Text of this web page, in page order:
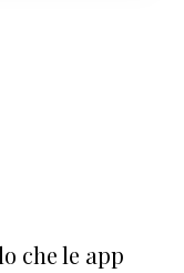
che le app